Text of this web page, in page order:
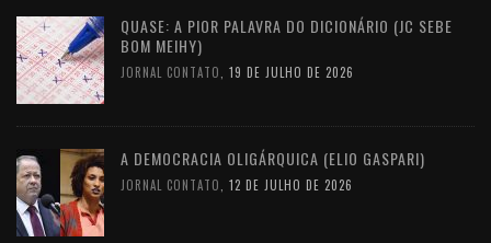
QUASE: A PIOR PALAVRA DO DICIONÁRIO (JC SEBE
BOM MEIHY)
JORNAL CONTATO 19 DE JULHO DE 2026
A DEMOCRACIA OLIGÁRQUICA (ELIO GASPARI)
JORNAL CONTATO 12 DE JULHO DE 2026